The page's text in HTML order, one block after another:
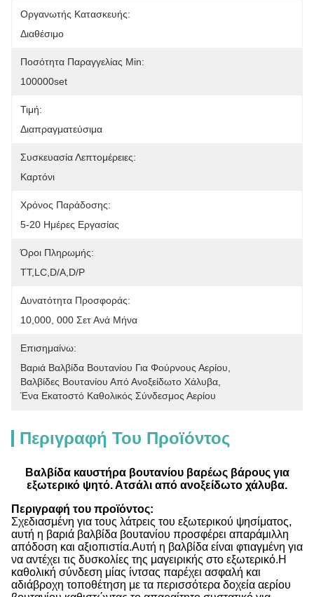
Οργανωτής Κατασκευής:
Διαθέσιμο
Ποσότητα Παραγγελίας Min:
100000set
Τιμή:
Διαπραγματεύσιμα
Συσκευασία Λεπτομέρειες:
Καρτόνι
Χρόνος Παράδοσης:
5-20 Ημέρες Εργασίας
Όροι Πληρωμής:
ΤΤ,LC,D/A,D/P
Δυνατότητα Προσφοράς:
10,000, 000 Σετ Ανά Μήνα
Επισημαίνω:
Βαριά Βαλβίδα Βουτανίου Για Φούρνους Αερίου
Βαλβίδες Βουτανίου Από Ανοξείδωτο Χάλυβα
Ένα Εκατοστό Καθολικός Σύνδεσμος Αερίου
Περιγραφή Του Προϊόντος
Βαλβίδα καυστήρα βουτανίου βαρέως βάρους για
εξωτερικό ψητό. Ατσάλι από ανοξείδωτο χάλυβα.
Περιγραφή του προϊόντος:
Σχεδιασμένη για τους λάτρεις του εξωτερικού ψησίματος,
αυτή η βαριά βαλβίδα βουτανίου προσφέρει απαράμιλλη
απόδοση και αξιοπιστία.Αυτή η βαλβίδα είναι φτιαγμένη για
να αντέχει τις δυσκολίες της μαγειρικής στο εξωτερικό.Η
καθολική σύνδεση μίας ίντσας παρέχει ασφαλή και
αδιάβροχη τοποθέτηση με τα περισσότερα δοχεία αερίου